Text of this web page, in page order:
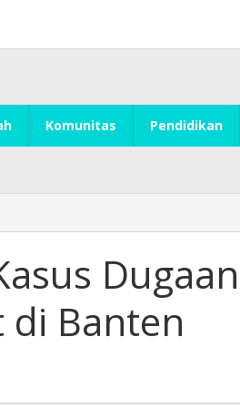
Komunitas Pendidikan
di Banten